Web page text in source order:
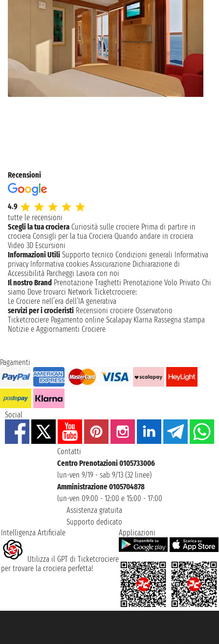
Recensioni
4.9
tutte le recensioni
Scegli la tua crociera Curiosità sulle crociere Prima di partire in
crociera Consigli per la tua Crociera Quando andare in crociera
Video 3D Escursioni
Informazioni Utili Supporto tecnico Condizioni generali Informativa
privacy Informativa cookies Assicurazione Dichiarazione di
Accessibilità Parcheggi Lavora con noi
Il nostro Brand Prenotazione Traghetti Prenotazione Volo Privato Chi
siamo Dove trovarci Network Ticketcrociere:
Le Crociere nell’era dell’IA generativa
servizi per i crocieristi Recensioni crociere Osservatorio
Ticketcrociere Pagamento online Scalapay Klarna Rassegna stampa
Notizie e Aggiornamenti Crociere
Pagamenti
Social
Contatti
Centro Prenotazioni 0105733006
lun-ven 9/19 - sab 9/13 (32 linee)
Amministrazione 0105704878
lun-ven 09:00 - 12:00 e 15:00 - 17:00
Assistenza gratuita
Supporto dedicato
Intelligenza Artificiale
Utilizza il GPT di Ticketcrociere
per trovare la crociera perfetta!
Applicazioni